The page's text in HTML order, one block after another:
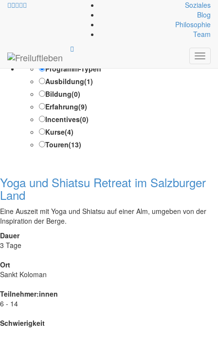
Soziales
Blog
Philosophie
Team
Schlagwort:
Test Suche /Test Suche
Programm-Typen
Ausbildung(1)
Bildung(0)
Erfahrung(9)
Incentives(0)
Kurse(4)
Touren(13)
Yoga und Shiatsu Retreat im Salzburger
Land
Eine Auszeit mit Yoga und Shiatsu auf einer Alm, umgeben von der
Inspiration der Berge.
Dauer
3 Tage
Ort
Sankt Koloman
Teilnehmer:innen
6 - 14
Schwierigkeit